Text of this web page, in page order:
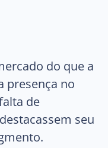
do que a
presença no
de
seu